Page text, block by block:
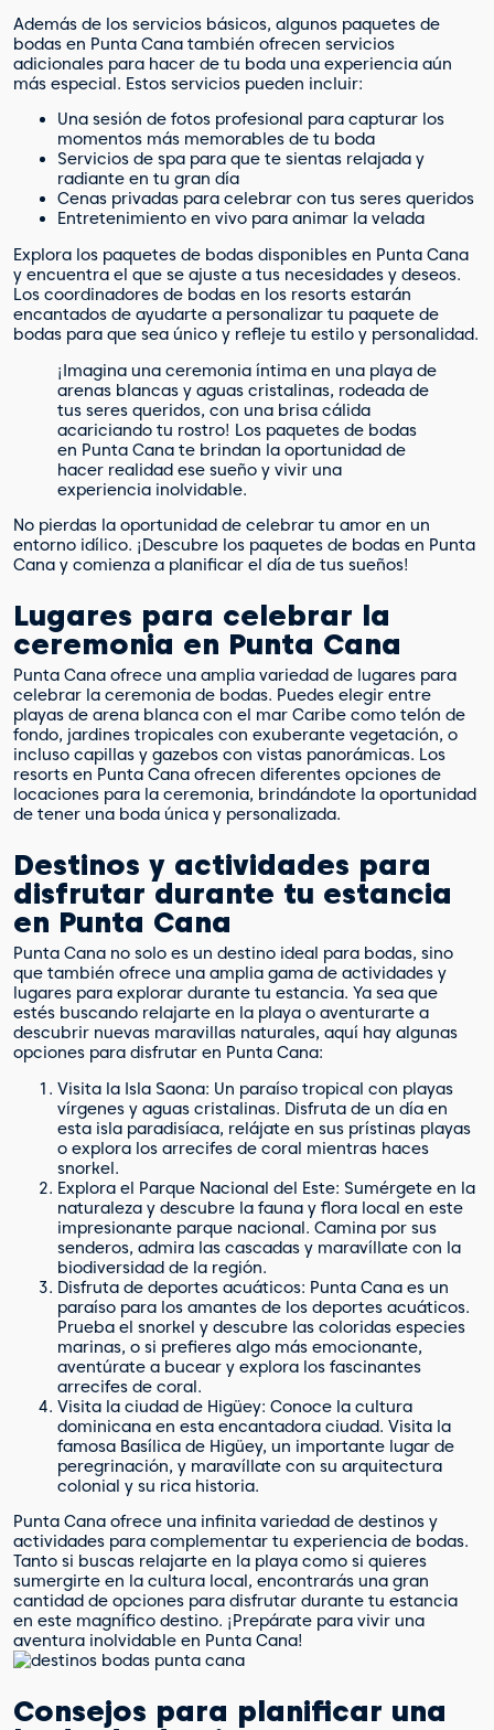
Además de los servicios básicos, algunos paquetes de
bodas en Punta Cana también ofrecen servicios
adicionales para hacer de tu boda una experiencia aún
más especial. Estos servicios pueden incluir:
Una sesión de fotos profesional para capturar los
momentos más memorables de tu boda
Servicios de spa para que te sientas relajada y
radiante en tu gran día
Cenas privadas para celebrar con tus seres queridos
Entretenimiento en vivo para animar la velada
Explora los paquetes de bodas disponibles en Punta Cana
y encuentra el que se ajuste a tus necesidades y deseos.
Los coordinadores de bodas en los resorts estarán
encantados de ayudarte a personalizar tu paquete de
bodas para que sea único y refleje tu estilo y personalidad.
¡Imagina una ceremonia íntima en una playa de
arenas blancas y aguas cristalinas, rodeada de
tus seres queridos, con una brisa cálida
acariciando tu rostro! Los paquetes de bodas
en Punta Cana te brindan la oportunidad de
hacer realidad ese sueño y vivir una
experiencia inolvidable.
No pierdas la oportunidad de celebrar tu amor en un
entorno idílico. ¡Descubre los paquetes de bodas en Punta
Cana y comienza a planificar el día de tus sueños!
Lugares para celebrar la
ceremonia en Punta Cana
Punta Cana ofrece una amplia variedad de lugares para
celebrar la ceremonia de bodas. Puedes elegir entre
playas de arena blanca con el mar Caribe como telón de
fondo, jardines tropicales con exuberante vegetación, o
incluso capillas y gazebos con vistas panorámicas. Los
resorts en Punta Cana ofrecen diferentes opciones de
locaciones para la ceremonia, brindándote la oportunidad
de tener una boda única y personalizada.
Destinos y actividades para
disfrutar durante tu estancia
en Punta Cana
Punta Cana no solo es un destino ideal para bodas, sino
que también ofrece una amplia gama de actividades y
lugares para explorar durante tu estancia. Ya sea que
estés buscando relajarte en la playa o aventurarte a
descubrir nuevas maravillas naturales, aquí hay algunas
opciones para disfrutar en Punta Cana:
Visita la Isla Saona: Un paraíso tropical con playas
vírgenes y aguas cristalinas. Disfruta de un día en
esta isla paradisíaca, relájate en sus prístinas playas
o explora los arrecifes de coral mientras haces
snorkel.
Explora el Parque Nacional del Este: Sumérgete en la
naturaleza y descubre la fauna y flora local en este
impresionante parque nacional. Camina por sus
senderos, admira las cascadas y maravíllate con la
biodiversidad de la región.
Disfruta de deportes acuáticos: Punta Cana es un
paraíso para los amantes de los deportes acuáticos.
Prueba el snorkel y descubre las coloridas especies
marinas, o si prefieres algo más emocionante,
aventúrate a bucear y explora los fascinantes
arrecifes de coral.
Visita la ciudad de Higüey: Conoce la cultura
dominicana en esta encantadora ciudad. Visita la
famosa Basílica de Higüey, un importante lugar de
peregrinación, y maravíllate con su arquitectura
colonial y su rica historia.
Punta Cana ofrece una infinita variedad de destinos y
actividades para complementar tu experiencia de bodas.
Tanto si buscas relajarte en la playa como si quieres
sumergirte en la cultura local, encontrarás una gran
cantidad de opciones para disfrutar durante tu estancia
en este magnífico destino. ¡Prepárate para vivir una
aventura inolvidable en Punta Cana!
Consejos para planificar una